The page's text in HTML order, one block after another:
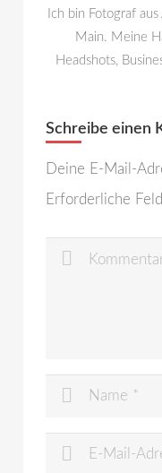
Ich bin Fotograf
Main. Meine
Headshots,
Schreibe einen
Deine E-Mail-
Erforderliche